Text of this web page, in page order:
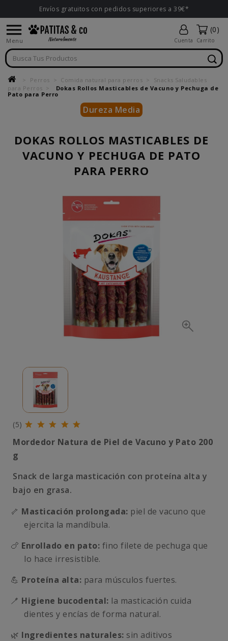
Envíos gratuitos con pedidos superiores a 39€*

Menu Cuenta
(0)
Carrito
Perros Comida natural para perros
Snacks Saludables
para Perros
Dokas Rollos Masticables de Vacuno y Pechuga de
Pato para Perro
Dureza Media
DOKAS ROLLOS MASTICABLES DE
VACUNO Y PECHUGA DE PATO
PARA PERRO
(5)
Mordedor Natura de Piel de Vacuno y Pato 200
g
Snack de larga masticación con proteína alta y
bajo en grasa.
🦴 Masticación prolongada: piel de vacuno que
ejercita la mandíbula.
🍗 Enrollado en pato: fino filete de pechuga que
lo hace irresistible.
💪 Proteína alta: para músculos fuertes.
🪥 Higiene bucodental: la masticación cuida
dientes y encías de forma natural.
🌿 Ingredientes naturales: sin aditivos